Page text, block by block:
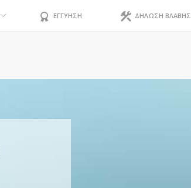
ΕΓΓΥΗΣΗ ΔΗΛΩΣΗ ΒΛΑΒΗΣ